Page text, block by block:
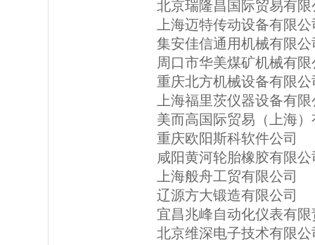
北京瑞隆昌国际贸易有限
上海迈特传动设备有限公
集安佳信通用机械有限公
周口市华美煤矿机械有限
重庆北方机械设备有限公
上海福里茨仪器设备有
美而高国际贸易（上海
重庆欧阳斯科软件公司
咸阳黄河轮胎橡胶有限公
上海般舟工贸有限公司
辽源方大锻造有限公司
宜昌兆峰自动化仪表有
北京维深电子技术有限公